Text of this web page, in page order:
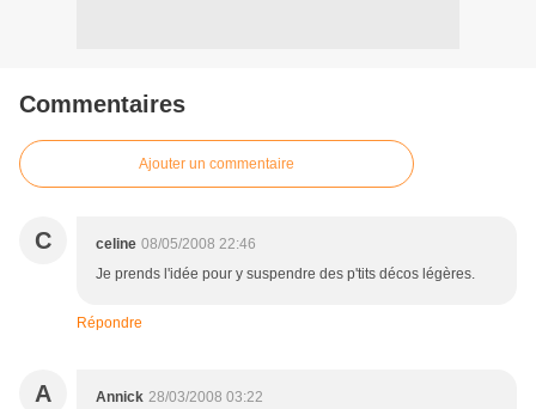
Commentaires
Ajouter un commentaire
C celine 08/05/2008 22:46
Je prends l'idée pour y suspendre des p'tits décos légères.
Répondre
A Annick 28/03/2008 03:22